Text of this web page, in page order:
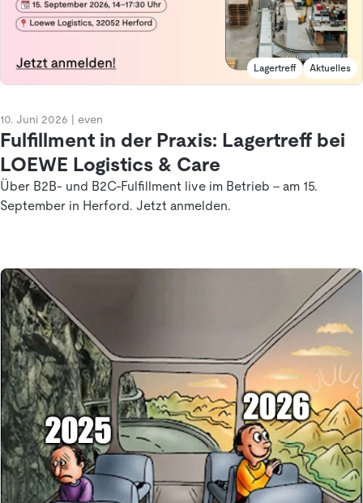
Lagertreff Aktuelles
10. Juni 2026 | even
Fulfillment in der Praxis: Lagertreff bei
LOEWE Logistics & Care
Über B2B- und B2C-Fulfillment live im Betrieb – am 15.
September in Herford. Jetzt anmelden.